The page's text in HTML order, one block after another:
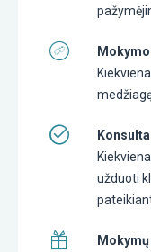
užduoti